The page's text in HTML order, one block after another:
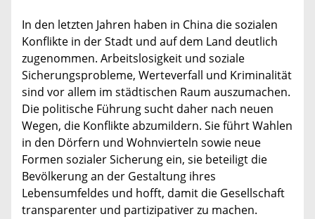
In den letzten Jahren haben in China die sozialen
Konflikte in der Stadt und auf dem Land deutlich
zugenommen. Arbeitslosigkeit und soziale
Sicherungsprobleme, Werteverfall und Kriminalität
sind vor allem im städtischen Raum auszumachen.
Die politische Führung sucht daher nach neuen
Wegen, die Konflikte abzumildern. Sie führt Wahlen
in den Dörfern und Wohnvierteln sowie neue
Formen sozialer Sicherung ein, sie beteiligt die
Bevölkerung an der Gestaltung ihres
Lebensumfeldes und hofft, damit die Gesellschaft
transparenter und partizipativer zu machen.